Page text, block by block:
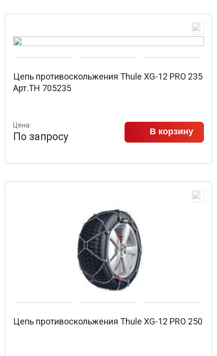
Цепь противоскольжения Thule XG-12 PRO 235
Арт.TH 705235
Цена:
По запросу В корзину
Цепь противоскольжения Thule XG-12 PRO 250